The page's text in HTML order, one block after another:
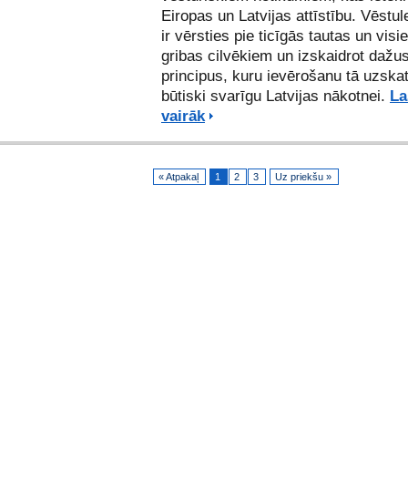
Eiropas un Latvijas attīstību.
ir vērsties pie ticīgās tautas un
gribas cilvēkiem un izskaidrot
principus, kuru ievērošanu tā
būtiski svarīgu Latvijas nākotnei.
vairāk
« Atpakaļ 1 2 3 Uz priekšu »